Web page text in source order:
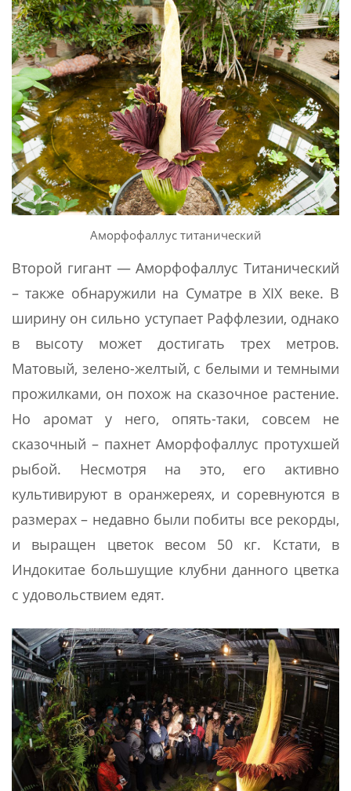
Аморфофаллус титанический
Второй гигант — Аморфофаллус Титанический
– также обнаружили на Суматре в XIX веке. В
ширину он сильно уступает Раффлезии, однако
в высоту может достигать трех метров.
Матовый, зелено-желтый, с белыми и темными
прожилками, он похож на сказочное растение.
Но аромат у него, опять-таки, совсем не
сказочный – пахнет Аморфофаллус протухшей
рыбой. Несмотря на это, его активно
культивируют в оранжереях, и соревнуются в
размерах – недавно были побиты все рекорды,
и выращен цветок весом 50 кг. Кстати, в
Индокитае большущие клубни данного цветка
с удовольствием едят.